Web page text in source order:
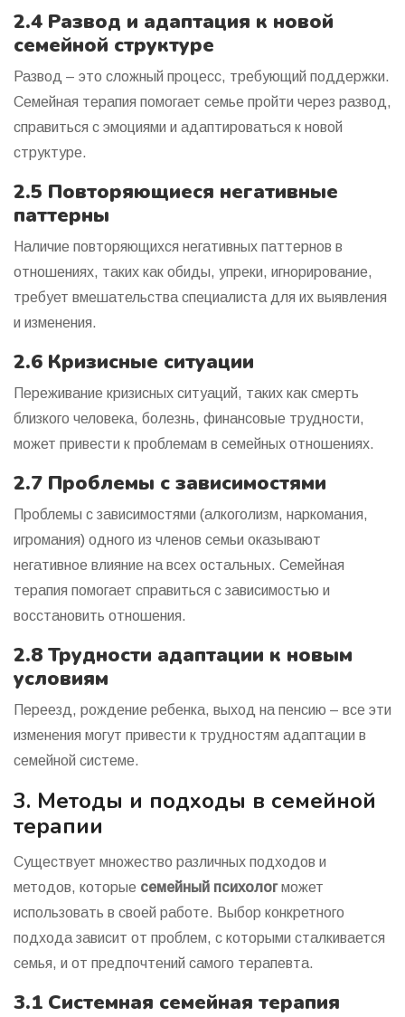
2.4 Развод и адаптация к новой
семейной структуре
Развод – это сложный процесс, требующий поддержки.
Семейная терапия помогает семье пройти через развод,
справиться с эмоциями и адаптироваться к новой
структуре.
2.5 Повторяющиеся негативные
паттерны
Наличие повторяющихся негативных паттернов в
отношениях, таких как обиды, упреки, игнорирование,
требует вмешательства специалиста для их выявления
и изменения.
2.6 Кризисные ситуации
Переживание кризисных ситуаций, таких как смерть
близкого человека, болезнь, финансовые трудности,
может привести к проблемам в семейных отношениях.
2.7 Проблемы с зависимостями
Проблемы с зависимостями (алкоголизм, наркомания,
игромания) одного из членов семьи оказывают
негативное влияние на всех остальных. Семейная
терапия помогает справиться с зависимостью и
восстановить отношения.
2.8 Трудности адаптации к новым
условиям
Переезд, рождение ребенка, выход на пенсию – все эти
изменения могут привести к трудностям адаптации в
семейной системе.
3. Методы и подходы в семейной
терапии
Существует множество различных подходов и
методов, которые семейный психологможет
использовать в своей работе. Выбор конкретного
подхода зависит от проблем, с которыми сталкивается
семья, и от предпочтений самого терапевта.
3.1 Системная семейная терапия